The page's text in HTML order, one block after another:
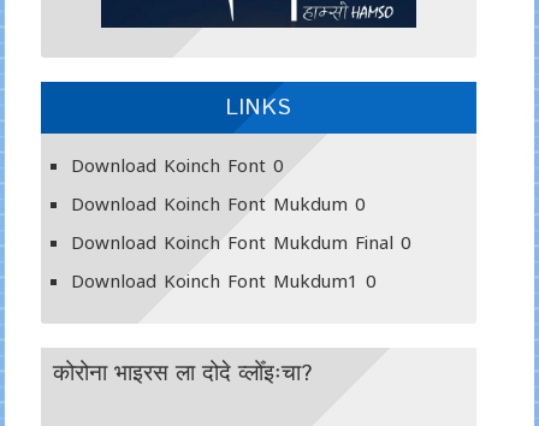
LINKS
Download Koinch Font0
Download Koinch Font Mukdum 0
Download Koinch Font Mukdum Final 0
Download Koinch Font Mukdum1 0
कोरोना भाइरस ला दोदे व्लोँइःचा?